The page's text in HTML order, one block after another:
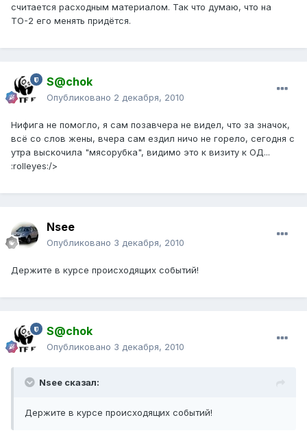
считается расходным материалом. Так что думаю, что на
ТО-2 его менять придётся.
S@chok
Опубликовано 2 декабря, 2010
Нифига не помогло, я сам позавчера не видел, что за значок,
всё со слов жены, вчера сам ездил ничо не горело, сегодня с
утра выскочила "мясорубка", видимо это к визиту к ОД...
:rolleyes:/>
Nsee
Опубликовано 3 декабря, 2010
Держите в курсе происходящих событий!
S@chok
Опубликовано 3 декабря, 2010
Nsee сказал:
Держите в курсе происходящих событий!